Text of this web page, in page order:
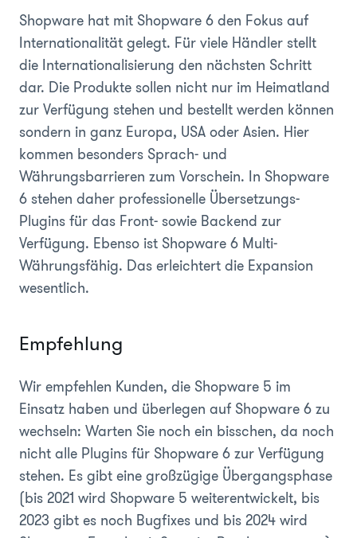
Shopware hat mit Shopware 6 den Fokus auf
Internationalität gelegt. Für viele Händler stellt
die Internationalisierung den nächsten Schritt
dar. Die Produkte sollen nicht nur im Heimatland
zur Verfügung stehen und bestellt werden können
sondern in ganz Europa, USA oder Asien. Hier
kommen besonders Sprach- und
Währungsbarrieren zum Vorschein. In Shopware
6 stehen daher professionelle Übersetzungs-
Plugins für das Front- sowie Backend zur
Verfügung. Ebenso ist Shopware 6 Multi-
Währungsfähig. Das erleichtert die Expansion
wesentlich.
Empfehlung
Wir empfehlen Kunden, die Shopware 5 im
Einsatz haben und überlegen auf Shopware 6 zu
wechseln: Warten Sie noch ein bisschen, da noch
nicht alle Plugins für Shopware 6 zur Verfügung
stehen. Es gibt eine großzügige Übergangsphase
(bis 2021 wird Shopware 5 weiterentwickelt, bis
2023 gibt es noch Bugfixes und bis 2024 wird